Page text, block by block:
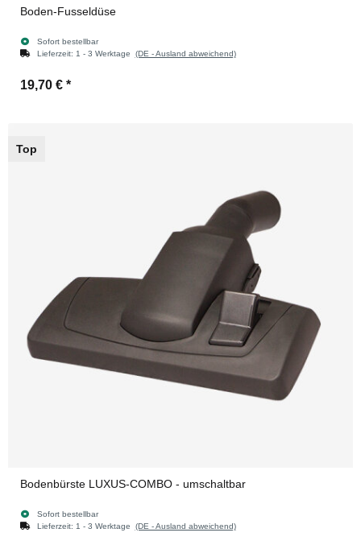
Boden-Fusseldüse
Sofort bestellbar
Lieferzeit: 1 - 3 Werktage (DE - Ausland abweichend)
19,70 € *
Top
Bodenbürste LUXUS-COMBO - umschaltbar
Sofort bestellbar
Lieferzeit: 1 - 3 Werktage (DE - Ausland abweichend)